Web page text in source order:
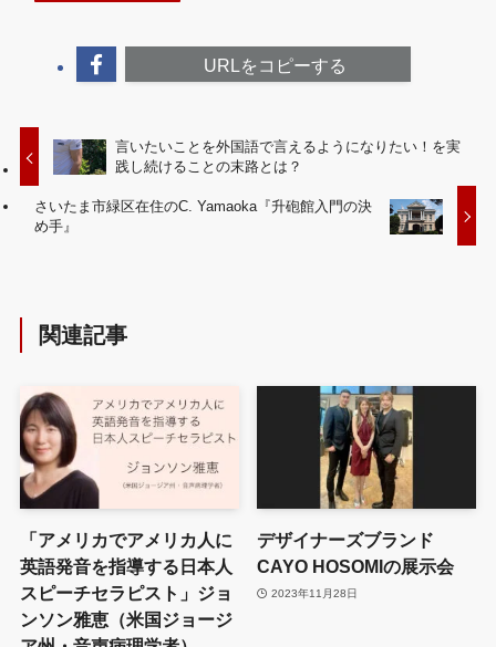
URLをコピーする
言いたいことを外国語で言えるようになりたい！を実
践し続けることの末路とは？
さいたま市緑区在住のC. Yamaoka『升砲館入門の決
め手』
関連記事
「アメリカでアメリカ人に
英語発音を指導する日本人
スピーチセラピスト」ジョ
ンソン雅恵（米国ジョージ
デザイナーズブランド
CAYO HOSOMIの展示会
2023年11月28日